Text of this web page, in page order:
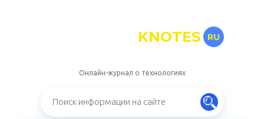
KNOTES RU
Онлайн-журнал о технологиях